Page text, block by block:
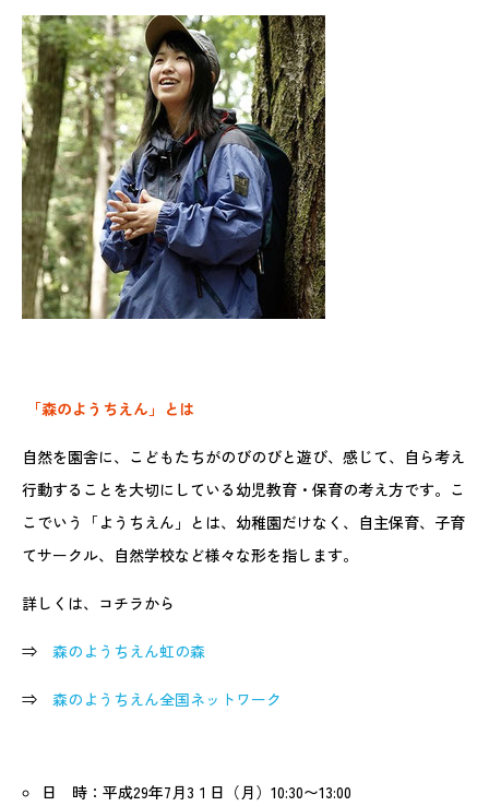
「森のようちえん」とは
自然を園舎に、こどもたちがのびのびと遊び、感じて、自ら考え
行動することを大切にしている幼児教育・保育の考え方です。こ
こでいう「ようちえん」とは、幼稚園だけなく、自主保育、子育
てサークル、自然学校など様々な形を指します。
詳しくは、コチラから
⇒ 森のようちえん虹の森
⇒ 森のようちえん全国ネットワーク
日 時：平成29年7月3１日（月）10:30〜13:00